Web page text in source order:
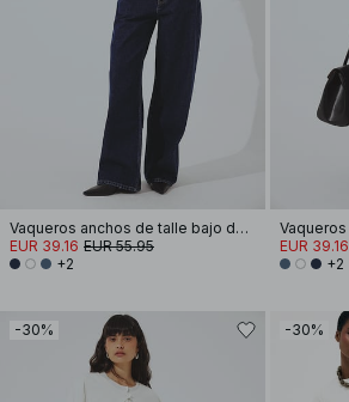
Vaqueros anchos de talle bajo de Studio
EUR 39.16 EUR 55.95
+2
EUR 39.16
+2
-30% -30%